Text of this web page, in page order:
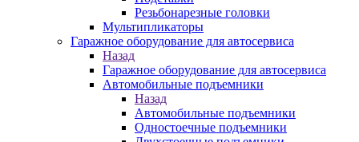
Резьбонарезные головки
Мультипликаторы
Гаражное оборудование для автосервиса
Назад
Гаражное оборудование для автосервиса
Автомобильные подъемники
Назад
Автомобильные подъемники
Одностоечные подъемники